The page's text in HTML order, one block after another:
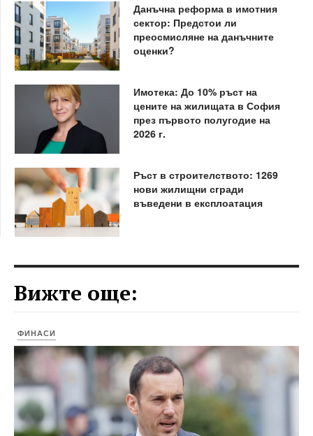
Данъчна реформа в имотния
сектор: Предстои ли
преосмисляне на данъчните
оценки?
Имотека: До 10% ръст на
цените на жилищата в София
през първото полугодие на
2026 г.
Ръст в строителството: 1269
нови жилищни сгради
въведени в експлоатация
Вижте още:
ФИНАСИ